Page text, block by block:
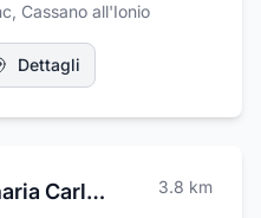
, Cassano all'Ionio
Dettagli
Clinica Veterinaria Carlomagno 3.8 km